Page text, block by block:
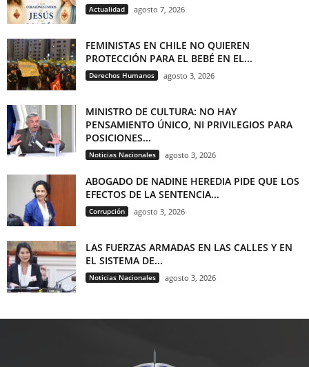
Actualidad agosto 7, 2026
FEMINISTAS EN CHILE NO QUIEREN
PROTECCIÓN PARA EL BEBÉ EN EL...
Derechos Humanos agosto 3, 2026
MINISTRO DE CULTURA: NO HAY
PENSAMIENTO ÚNICO, NI PRIVILEGIOS PARA
POSICIONES...
Noticias Nacionales agosto 3, 2026
ABOGADO DE NADINE HEREDIA PIDE QUE LOS
EFECTOS DE LA SENTENCIA...
Corrupción agosto 3, 2026
LAS FUERZAS ARMADAS EN LAS CALLES Y EN
EL SISTEMA DE...
Noticias Nacionales agosto 3, 2026